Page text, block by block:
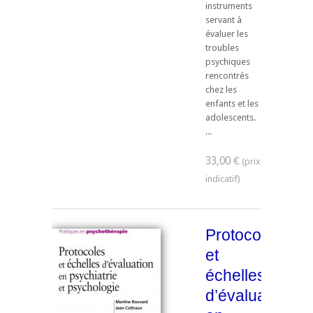
instruments
servant à
évaluer les
troubles
psychiques
rencontrés
chez les
enfants et les
adolescents.
...
33,00 €
Protocoles
et
échelles
d’évaluation